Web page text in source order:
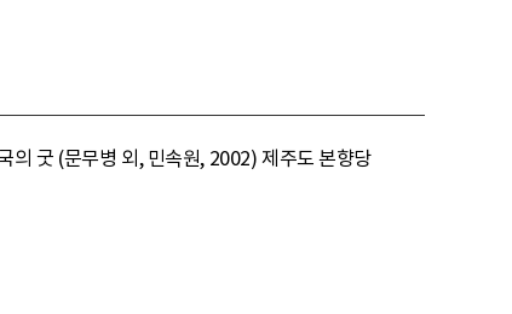
의 굿 (문무병 외, 민속원, 2002) 제주도 본향당